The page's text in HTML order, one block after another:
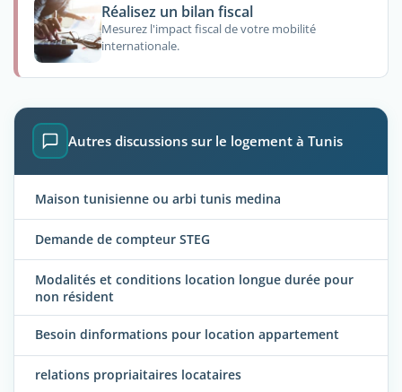
Réalisez un bilan fiscal
Mesurez l'impact fiscal de votre mobilité
internationale.
Autres discussions sur le logement à Tunis
Maison tunisienne ou arbi tunis medina
Demande de compteur STEG
Modalités et conditions location longue durée pour
non résident
Besoin dinformations pour location appartement
relations propriaitaires locataires